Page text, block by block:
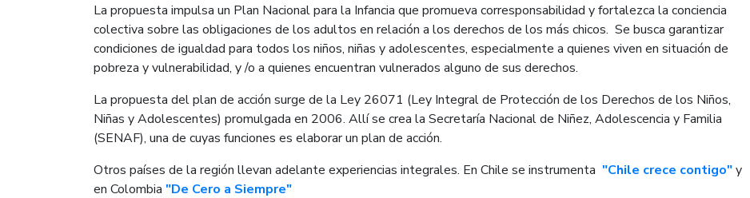
La propuesta impulsa un Plan Nacional para la Infancia que promueva corresponsabilidad y fortalezca la conciencia
colectiva sobre las obligaciones de los adultos en relación a los derechos de los más chicos. Se busca garantizar
condiciones de igualdad para todos los niños, niñas y adolescentes, especialmente a quienes viven en situación de
pobreza y vulnerabilidad, y /o a quienes encuentran vulnerados alguno de sus derechos.
La propuesta del plan de acción surge de la Ley 26071 (Ley Integral de Protección de los Derechos de los Niños,
Niñas y Adolescentes) promulgada en 2006. Allí se crea la Secretaría Nacional de Niñez, Adolescencia y Familia
(SENAF), una de cuyas funciones es elaborar un plan de acción.
Otros países de la región llevan adelante experiencias integrales. En Chile se instrumenta "Chile crece contigo"y
en Colombia "De Cero a Siempre"